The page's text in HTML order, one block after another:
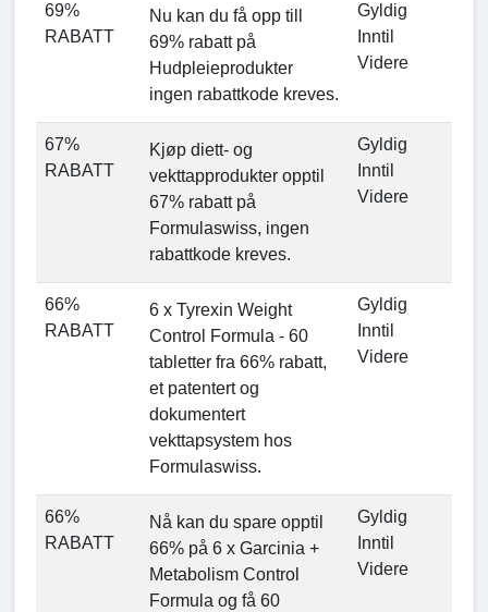
69%
RABATT
Nu kan du få opp till
69% rabatt på
Hudpleieprodukter
ingen rabattkode kreves.
Gyldig
Inntil
Videre
67%
RABATT
Kjøp diett- og
vekttapprodukter opptil
67% rabatt på
Formulaswiss, ingen
rabattkode kreves.
Gyldig
Inntil
Videre
66%
RABATT
6 x Tyrexin Weight
Control Formula - 60
tabletter fra 66% rabatt,
et patentert og
dokumentert
vekttapsystem hos
Formulaswiss.
Gyldig
Inntil
Videre
66%
RABATT
Nå kan du spare opptil
66% på 6 x Garcinia +
Metabolism Control
Formula og få 60
Gyldig
Inntil
Videre